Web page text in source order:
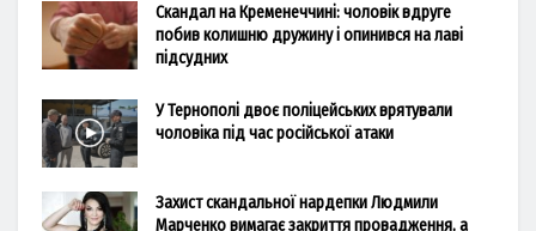
Скандал на Кременеччині: чоловік вдруге
побив колишню дружину і опинився на лаві
підсудних
У Тернополі двоє поліцейських врятували
чоловіка під час російської атаки
Захист скандальної нардепки Людмили
Марченко вимагає закриття провадження, а